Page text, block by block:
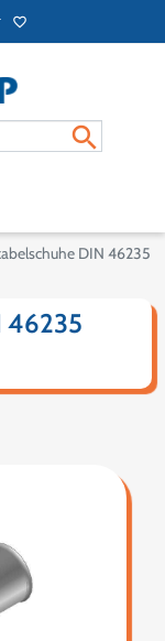
favorite_border

DIN 46235
46235